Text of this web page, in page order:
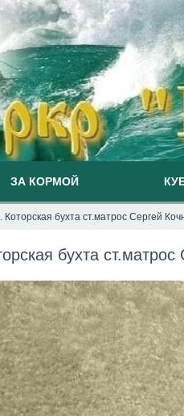
ЗА КОРМОЙ
Которская бухта ст.матрос Сергей
бухта ст.матрос